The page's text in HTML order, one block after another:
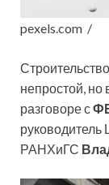
pexels.com /
непростой, но
разговоре с
руководитель
РАНХиГС